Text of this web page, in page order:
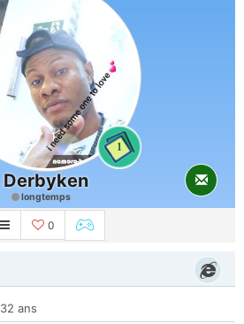
1
Derbyken
longtemps
0
32 ans